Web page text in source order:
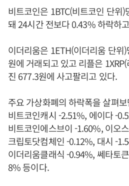
비트코인은 1BTC(비트코인 단위
돼 24시간 전보다 0.43% 하락하
이더리움은 1ETH(이더리움 단
원에 거래되고 있고 리플은
진 677.3원에 사고팔리고 있다.
주요 가상화폐의 하락폭을 살펴
비트코인캐시 -2.51%, 에이다 -
비트코인에스브이 -1.60%, 이오
크립토닷컴체인 -0.12%, 대시 -
이더리움클래식 -0.94%, 쎄타토
8% 등이다.